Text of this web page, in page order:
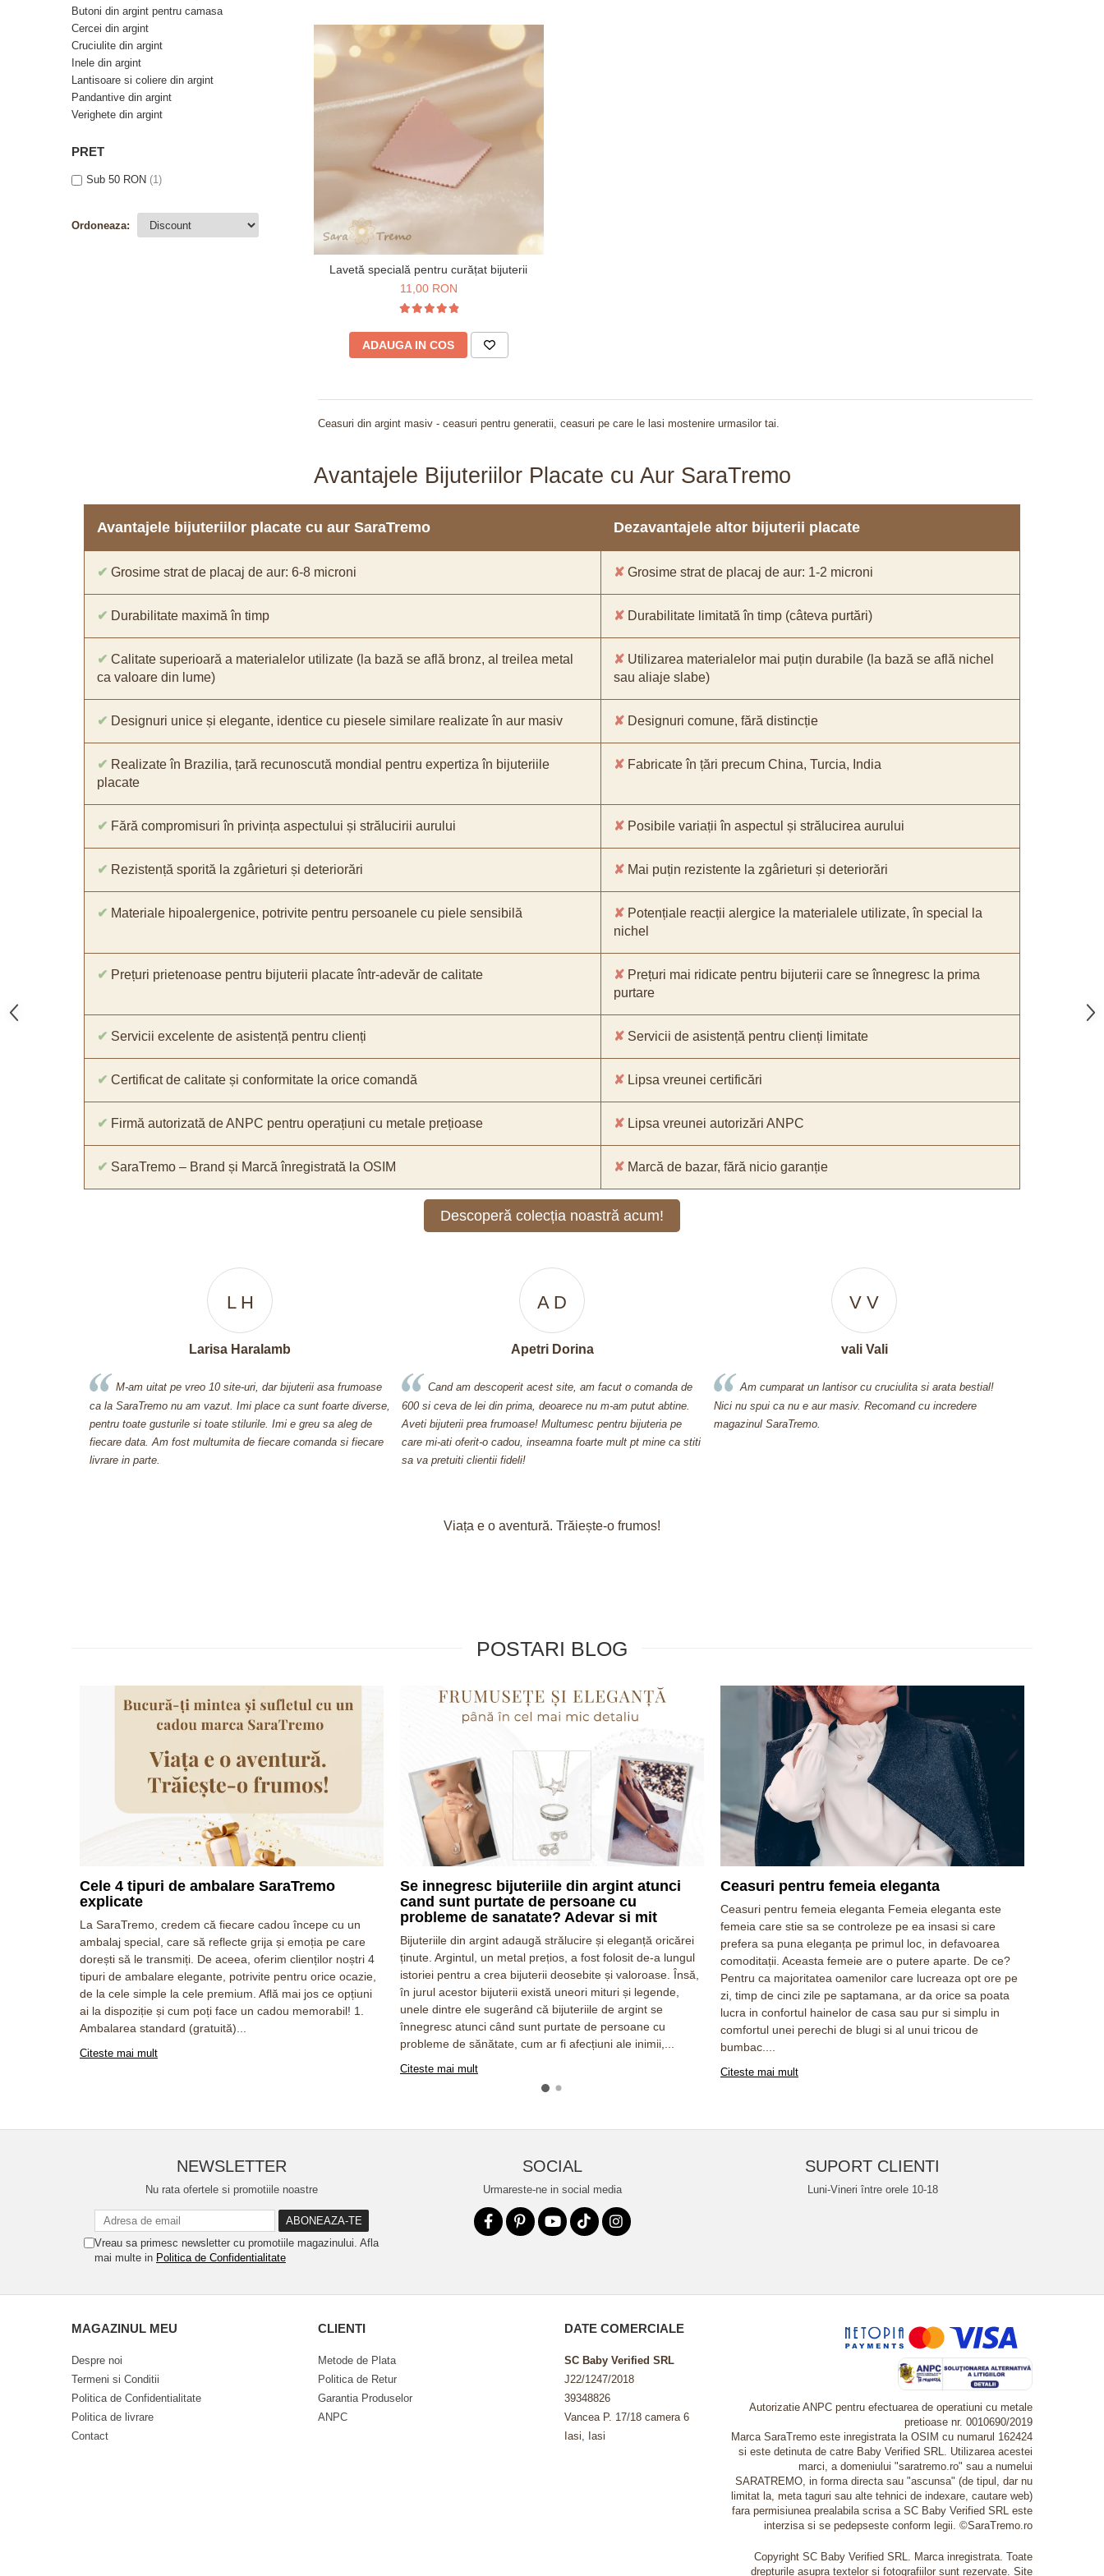
Bijuterii pentru barbati
Bijuterii din argint placate cu aur
Butoni din argint pentru camasa
Cercei din argint
Cruciulite din argint
Inele din argint
Lantisoare si coliere din argint
Pandantive din argint
Verighete din argint
PRET
Sub 50 RON (1)
Ordoneaza:
Lavetă specială pentru curățat bijuterii
11,00 RON
ADAUGA IN COS
Ceasuri din argint masiv - ceasuri pentru generatii, ceasuri pe care le lasi mostenire urmasilor tai.
Avantajele Bijuteriilor Placate cu Aur SaraTremo
Avantajele bijuteriilor placate cu aur SaraTremo Dezavantajele altor bijuterii placate
✔ Grosime strat de placaj de aur: 6-8 microni ✘ Grosime strat de placaj de aur: 1-2 microni
✔ Durabilitate maximă în timp ✘ Durabilitate limitată în timp (câteva purtări)
✔ Calitate superioară a materialelor utilizate (la bază se află bronz, al treilea metal
ca valoare din lume)
✘ Utilizarea materialelor mai puțin durabile (la bază se află nichel
sau aliaje slabe)
✔ Designuri unice și elegante, identice cu piesele similare realizate în aur masiv ✘ Designuri comune, fără distincție
✔ Realizate în Brazilia, țară recunoscută mondial pentru expertiza în bijuteriile
placate
✘ Fabricate în țări precum China, Turcia, India
✔ Fără compromisuri în privința aspectului și strălucirii aurului ✘ Posibile variații în aspectul și strălucirea aurului
✔ Rezistență sporită la zgârieturi și deteriorări ✘ Mai puțin rezistente la zgârieturi și deteriorări
✔ Materiale hipoalergenice, potrivite pentru persoanele cu piele sensibilă ✘ Potențiale reacții alergice la materialele utilizate, în special la
nichel
✔ Prețuri prietenoase pentru bijuterii placate într-adevăr de calitate ✘ Prețuri mai ridicate pentru bijuterii care se înnegresc la prima
purtare
✔ Servicii excelente de asistență pentru clienți ✘ Servicii de asistență pentru clienți limitate
✔ Certificat de calitate și conformitate la orice comandă ✘ Lipsa vreunei certificări
✔ Firmă autorizată de ANPC pentru operațiuni cu metale prețioase ✘ Lipsa vreunei autorizări ANPC
✔ SaraTremo – Brand și Marcă înregistrată la OSIM ✘ Marcă de bazar, fără nicio garanție
Descoperă colecția noastră acum!
L H
Larisa Haralamb
M-am uitat pe vreo 10 site-uri, dar bijuterii asa frumoase
ca la SaraTremo nu am vazut. Imi place ca sunt foarte diverse,
pentru toate gusturile si toate stilurile. Imi e greu sa aleg de
fiecare data. Am fost multumita de fiecare comanda si fiecare
livrare in parte.
A D
Apetri Dorina
Cand am descoperit acest site, am facut o comanda de
600 si ceva de lei din prima, deoarece nu m-am putut abtine.
Aveti bijuterii prea frumoase! Multumesc pentru bijuteria pe
care mi-ati oferit-o cadou, inseamna foarte mult pt mine ca stiti
sa va pretuiti clientii fideli!
V V
vali Vali
Am cumparat un lantisor cu cruciulita si arata bestial!
Nici nu spui ca nu e aur masiv. Recomand cu incredere
magazinul SaraTremo.
Viața e o aventură. Trăiește-o frumos!
POSTARI BLOG
Cele 4 tipuri de ambalare SaraTremo
explicate
La SaraTremo, credem că fiecare cadou începe cu un
ambalaj special, care să reflecte grija și emoția pe care
dorești să le transmiți. De aceea, oferim clienților noștri 4
tipuri de ambalare elegante, potrivite pentru orice ocazie,
de la cele simple la cele premium. Află mai jos ce opțiuni
ai la dispoziție și cum poți face un cadou memorabil! 1.
Ambalarea standard (gratuită)...
Citeste mai mult
Se innegresc bijuteriile din argint atunci
cand sunt purtate de persoane cu
probleme de sanatate? Adevar si mit
Bijuteriile din argint adaugă strălucire și eleganță oricărei
ținute. Argintul, un metal prețios, a fost folosit de-a lungul
istoriei pentru a crea bijuterii deosebite și valoroase. Însă,
în jurul acestor bijuterii există uneori mituri și legende,
unele dintre ele sugerând că bijuteriile de argint se
înnegresc atunci când sunt purtate de persoane cu
probleme de sănătate, cum ar fi afecțiuni ale inimii,...
Citeste mai mult
Ceasuri pentru femeia eleganta
Ceasuri pentru femeia eleganta Femeia eleganta este
femeia care stie sa se controleze pe ea insasi si care
prefera sa puna eleganța pe primul loc, in defavoarea
comoditații. Aceasta femeie are o putere aparte. De ce?
Pentru ca majoritatea oamenilor care lucreaza opt ore pe
zi, timp de cinci zile pe saptamana, ar da orice sa poata
lucra in confortul hainelor de casa sau pur si simplu in
comfortul unei perechi de blugi si al unui tricou de
bumbac....
Citeste mai mult
NEWSLETTER
Nu rata ofertele si promotiile noastre
Vreau sa primesc newsletter cu promotiile magazinului. Afla
mai multe in Politica de Confidentialitate
SOCIAL
Urmareste-ne in social media
SUPORT CLIENTI
Luni-Vineri între orele 10-18
MAGAZINUL MEU
Despre noi
Termeni si Conditii
Politica de Confidentialitate
Politica de livrare
Contact
CLIENTI
Metode de Plata
Politica de Retur
Garantia Produselor
ANPC
DATE COMERCIALE
SC Baby Verified SRL
J22/1247/2018
39348826
Vancea P. 17/18 camera 6
Iasi, Iasi
Autorizatie ANPC pentru efectuarea de operatiuni cu metale
pretioase nr. 0010690/2019
Marca SaraTremo este inregistrata la OSIM cu numarul 162424
si este detinuta de catre Baby Verified SRL. Utilizarea acestei
marci, a domeniului "saratremo.ro" sau a numelui
SARATREMO, in forma directa sau "ascunsa" (de tipul, dar nu
limitat la, meta taguri sau alte tehnici de indexare, cautare web)
fara permisiunea prealabila scrisa a SC Baby Verified SRL este
interzisa si se pedepseste conform legii. ©SaraTremo.ro
Copyright SC Baby Verified SRL. Marca inregistrata. Toate
drepturile asupra textelor si fotografiilor sunt rezervate. Site